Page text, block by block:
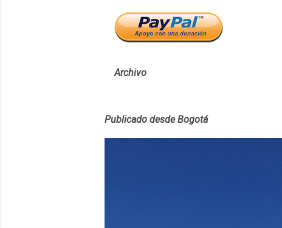
Archivo
Publicado desde Bogotá